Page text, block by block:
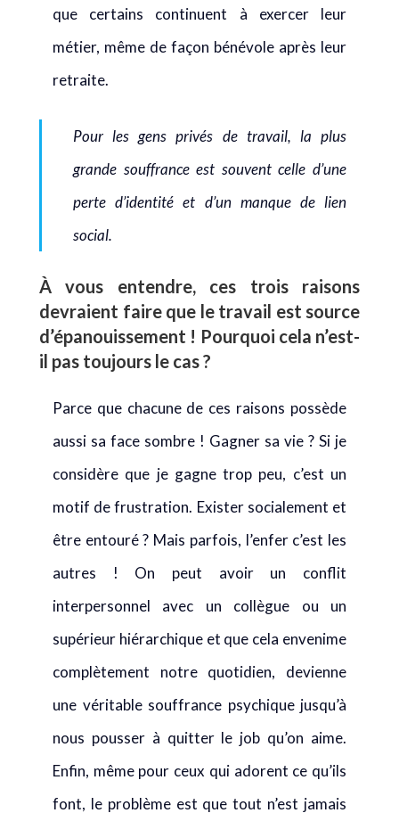
que certains continuent à exercer leur
métier, même de façon bénévole après leur
retraite.
Pour les gens privés de travail, la plus
grande souffrance est souvent celle d’une
perte d’identité et d’un manque de lien
social.
À vous entendre, ces trois raisons
devraient faire que le travail est source
d’épanouissement ! Pourquoi cela n’est-
il pas toujours le cas ?
Parce que chacune de ces raisons possède
aussi sa face sombre ! Gagner sa vie ? Si je
considère que je gagne trop peu, c’est un
motif de frustration. Exister socialement et
être entouré ? Mais parfois, l’enfer c’est les
autres ! On peut avoir un conflit
interpersonnel avec un collègue ou un
supérieur hiérarchique et que cela envenime
complètement notre quotidien, devienne
une véritable souffrance psychique jusqu’à
nous pousser à quitter le job qu’on aime.
Enfin, même pour ceux qui adorent ce qu’ils
font, le problème est que tout n’est jamais